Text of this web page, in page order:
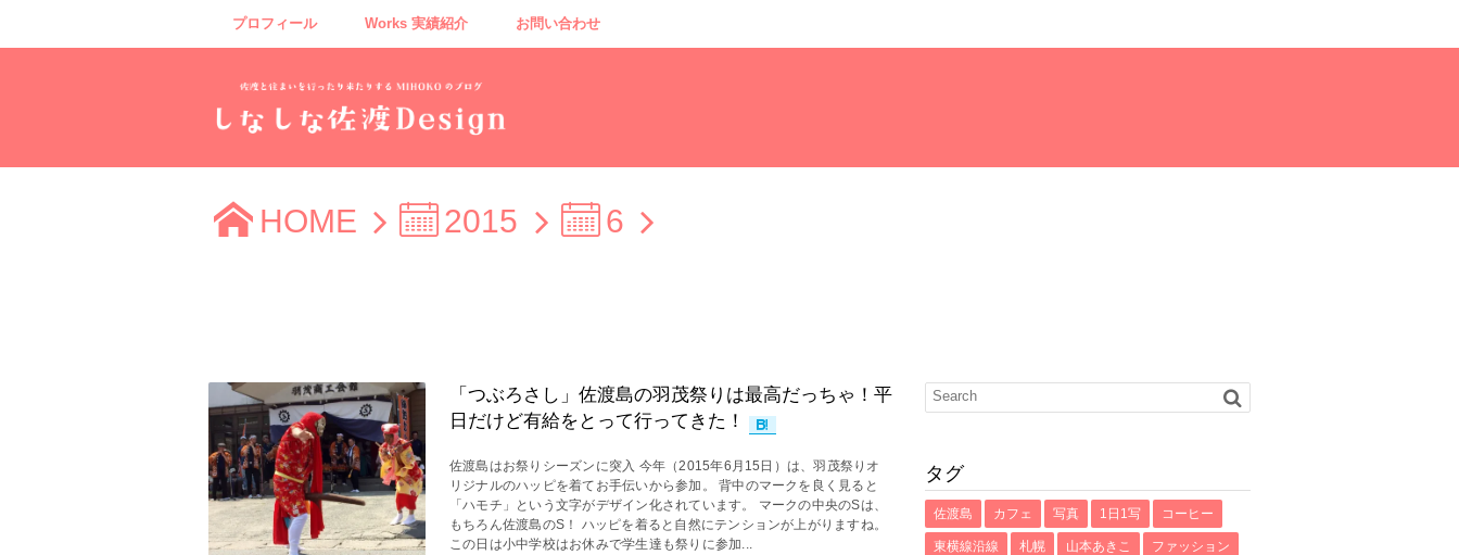
プロフィール Works 実績紹介 お問い合わせ
HOME 2015 6
「つぶろさし」佐渡島の羽茂祭りは最高だっちゃ！平
日だけど有給をとって行ってきた！
佐渡島はお祭りシーズンに突入 今年（2015年6月15日）は、羽茂祭りオ
リジナルのハッピを着てお手伝いから参加。 背中のマークを良く見ると
「ハモチ」という文字がデザイン化されています。 マークの中央のSは、
もちろん佐渡島のS！ ハッピを着ると自然にテンションが上がりますね。
この日は小中学校はお休みで学生達も祭りに参加...
タグ
佐渡島 カフェ 写真 1日1写 コーヒー
東横線沿線 札幌 山本あきこ ファッション